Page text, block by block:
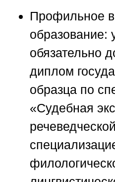
Профильное
образование:
обязательно
диплом
образца по
«Судебная
речеведческой